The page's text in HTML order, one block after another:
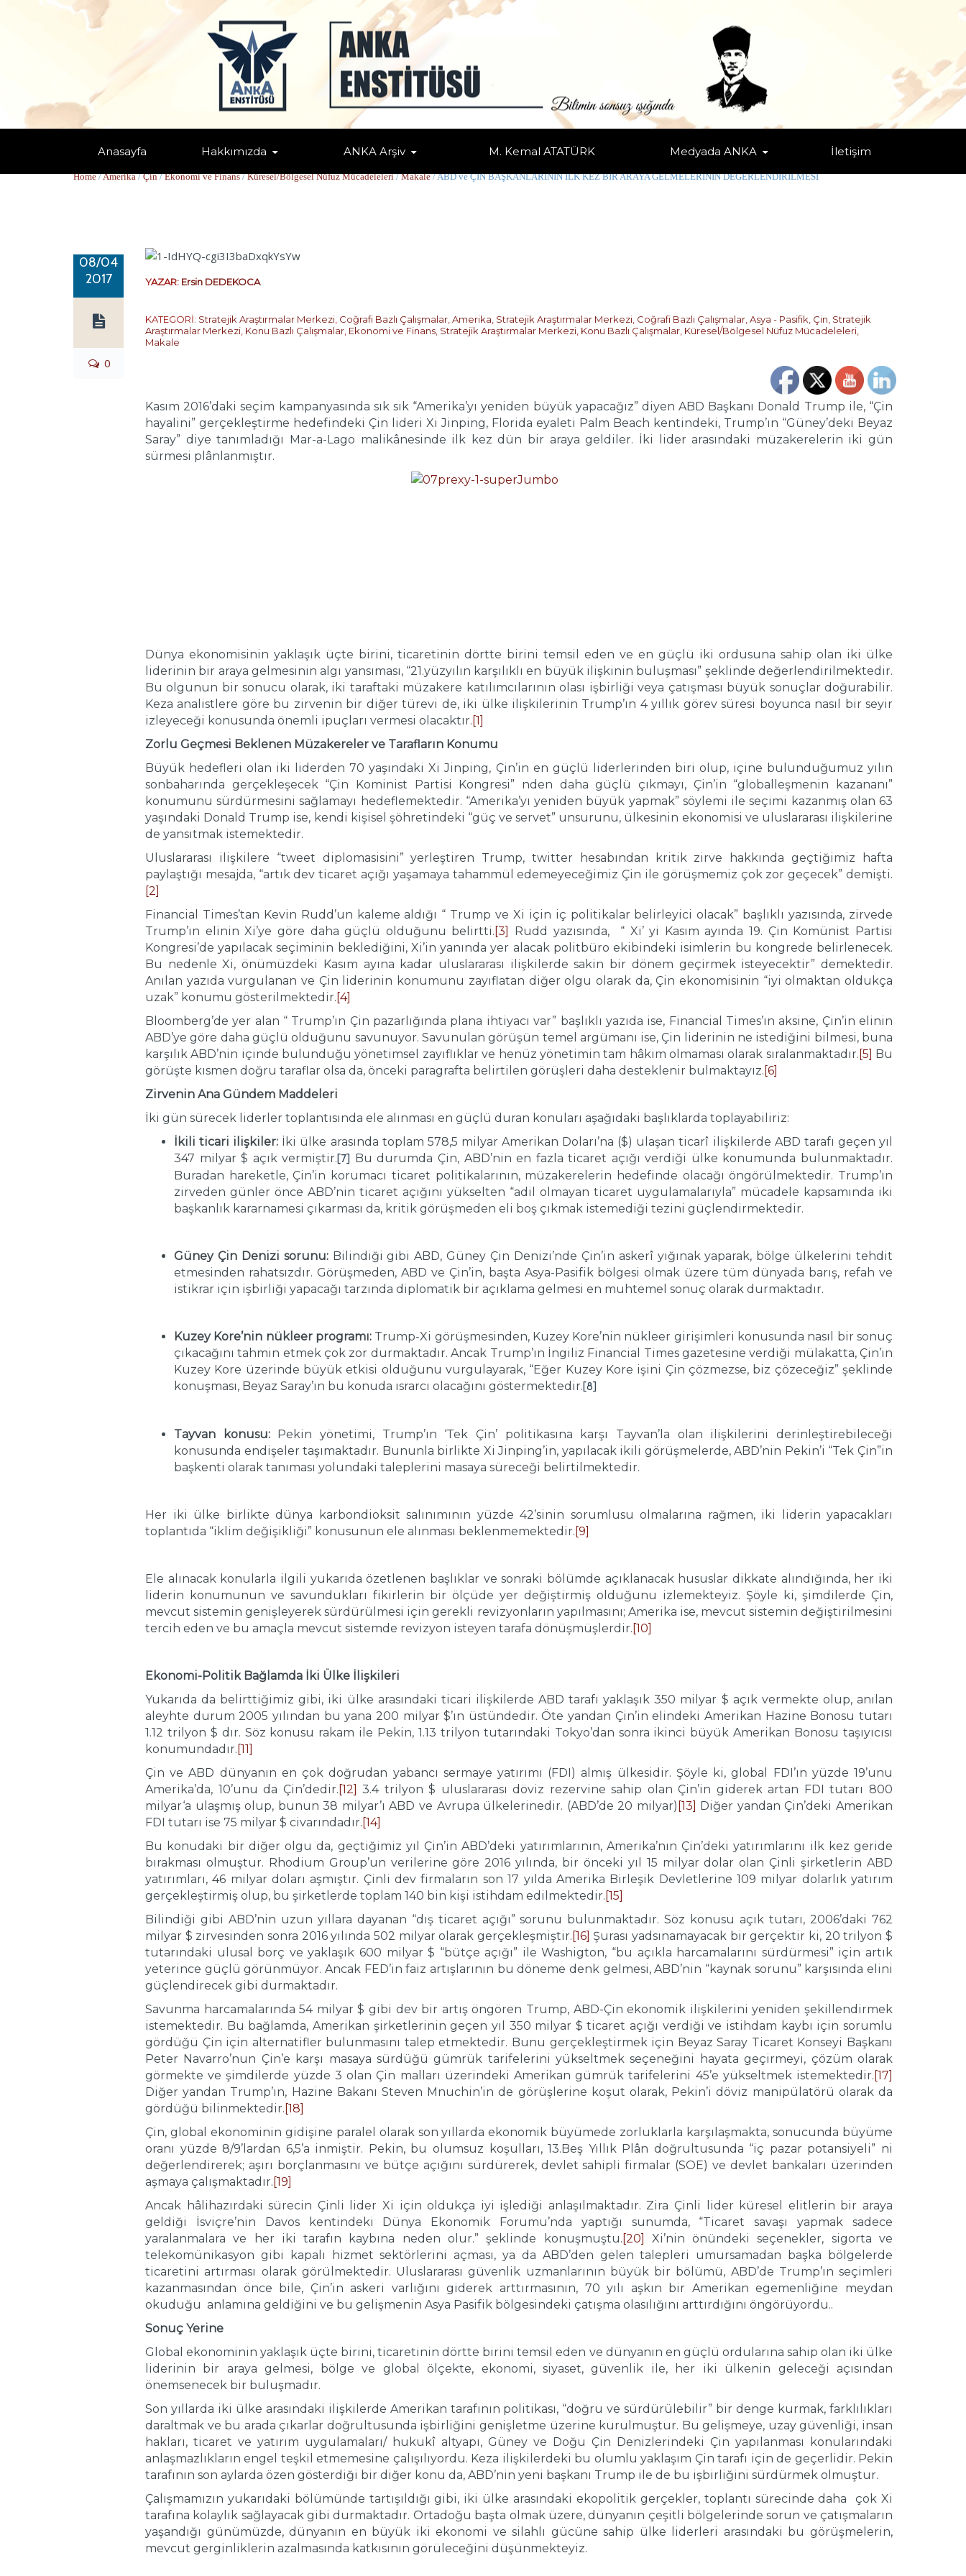
Anasayfa Hakkımızda ANKA Arşiv M. Kemal ATATÜRK Medyada ANKA İletişim
ABD VE ÇİN BAŞKANLARININ İLK KEZ BİR ARAYA GELMELERİNİN DEĞERLENDİRİLMESİ
Home/Amerika/Çin/Ekonomi ve Finans/Küresel/Bölgesel Nüfuz Mücadeleleri/Makale/ ABD ve ÇİN BAŞKANLARININ İLK KEZ BİR ARAYA GELMELERİNİN DEĞERLENDİRİLMESİ
08/04
2017
0
YAZAR: Ersin DEDEKOCA
KATEGORİ: Stratejik Araştırmalar Merkezi, Coğrafi Bazlı Çalışmalar,Amerika, Stratejik Araştırmalar Merkezi, Coğrafi Bazlı Çalışmalar,Asya - Pasifik, Çin, Stratejik
Araştırmalar Merkezi, Konu Bazlı Çalışmalar, Ekonomi ve Finans, Stratejik Araştırmalar Merkezi, Konu Bazlı Çalışmalar, Küresel/Bölgesel Nüfuz Mücadeleleri,
Makale
Kasım 2016’daki seçim kampanyasında sık sık “Amerika’yı yeniden büyük yapacağız” diyen ABD Başkanı Donald Trump ile, “Çin
hayalini” gerçekleştirme hedefindeki Çin lideri Xi Jinping, Florida eyaleti Palm Beach kentindeki, Trump’ın “Güney’deki Beyaz
Saray” diye tanımladığı Mar-a-Lago malikânesinde ilk kez dün bir araya geldiler. İki lider arasındaki müzakerelerin iki gün
sürmesi plânlanmıştır.
Dünya ekonomisinin yaklaşık üçte birini, ticaretinin dörtte birini temsil eden ve en güçlü iki ordusuna sahip olan iki ülke
liderinin bir araya gelmesinin algı yansıması, “21.yüzyılın karşılıklı en büyük ilişkinin buluşması” şeklinde değerlendirilmektedir.
Bu olgunun bir sonucu olarak, iki taraftaki müzakere katılımcılarının olası işbirliği veya çatışması büyük sonuçlar doğurabilir.
Keza analistlere göre bu zirvenin bir diğer türevi de, iki ülke ilişkilerinin Trump’ın 4 yıllık görev süresi boyunca nasıl bir seyir
izleyeceği konusunda önemli ipuçları vermesi olacaktır. [1]
Zorlu Geçmesi Beklenen Müzakereler ve Tarafların Konumu
Büyük hedefleri olan iki liderden 70 yaşındaki Xi Jinping, Çin’in en güçlü liderlerinden biri olup, içine bulunduğumuz yılın
sonbaharında gerçekleşecek “Çin Kominist Partisi Kongresi” nden daha güçlü çıkmayı, Çin’in “globalleşmenin kazananı”
konumunu sürdürmesini sağlamayı hedeflemektedir. “Amerika’yı yeniden büyük yapmak” söylemi ile seçimi kazanmış olan 63
yaşındaki Donald Trump ise, kendi kişisel şöhretindeki “güç ve servet” unsurunu, ülkesinin ekonomisi ve uluslararası ilişkilerine
de yansıtmak istemektedir.
Uluslararası ilişkilere “tweet diplomasisini” yerleştiren Trump, twitter hesabından kritik zirve hakkında geçtiğimiz hafta
paylaştığı mesajda, “artık dev ticaret açığı yaşamaya tahammül edemeyeceğimiz Çin ile görüşmemiz çok zor geçecek” demişti.
[2]
Financial Times’tan Kevin Rudd’un kaleme aldığı “ Trump ve Xi için iç politikalar belirleyici olacak” başlıklı yazısında, zirvede
Trump’ın elinin Xi’ye göre daha güçlü olduğunu belirtti. [3]
Rudd yazısında, “ Xi’ yi Kasım ayında 19. Çin Komünist Partisi
Kongresi’de yapılacak seçiminin beklediğini, Xi’in yanında yer alacak politbüro ekibindeki isimlerin bu kongrede belirlenecek.
Bu nedenle Xi, önümüzdeki Kasım ayına kadar uluslararası ilişkilerde sakin bir dönem geçirmek isteyecektir” demektedir.
Anılan yazıda vurgulanan ve Çin liderinin konumunu zayıflatan diğer olgu olarak da, Çin ekonomisinin “iyi olmaktan oldukça
uzak” konumu gösterilmektedir. [4]
Bloomberg’de yer alan “ Trump’ın Çin pazarlığında plana ihtiyacı var” başlıklı yazıda ise, Financial Times’ın aksine, Çin’in elinin
ABD’ye göre daha güçlü olduğunu savunuyor. Savunulan görüşün temel argümanı ise, Çin liderinin ne istediğini bilmesi, buna
karşılık ABD’nin içinde bulunduğu yönetimsel zayıflıklar ve henüz yönetimin tam hâkim olmaması olarak sıralanmaktadır. [5]
Bu
görüşte kısmen doğru taraflar olsa da, önceki paragrafta belirtilen görüşleri daha desteklenir bulmaktayız. [6]
Zirvenin Ana Gündem Maddeleri
İki gün sürecek liderler toplantısında ele alınması en güçlü duran konuları aşağıdaki başlıklarda toplayabiliriz:
İkili ticari ilişkiler: İki ülke arasında toplam 578,5 milyar Amerikan Doları’na ($) ulaşan ticarî ilişkilerde ABD tarafı geçen yıl
347 milyar $ açık vermiştir.[7]
Bu durumda Çin, ABD’nin en fazla ticaret açığı verdiği ülke konumunda bulunmaktadır.
Buradan hareketle, Çin’in korumacı ticaret politikalarının, müzakerelerin hedefinde olacağı öngörülmektedir. Trump’ın
zirveden günler önce ABD’nin ticaret açığını yükselten “adil olmayan ticaret uygulamalarıyla” mücadele kapsamında iki
başkanlık kararnamesi çıkarması da, kritik görüşmeden eli boş çıkmak istemediği tezini güçlendirmektedir.
Güney Çin Denizi sorunu:Bilindiği gibi ABD, Güney Çin Denizi’nde Çin’in askerî yığınak yaparak, bölge ülkelerini tehdit
etmesinden rahatsızdır. Görüşmeden, ABD ve Çin’in, başta Asya-Pasifik bölgesi olmak üzere tüm dünyada barış, refah ve
istikrar için işbirliği yapacağı tarzında diplomatik bir açıklama gelmesi en muhtemel sonuç olarak durmaktadır.
Kuzey Kore’nin nükleer programı:Trump-Xi görüşmesinden, Kuzey Kore’nin nükleer girişimleri konusunda nasıl bir sonuç
çıkacağını tahmin etmek çok zor durmaktadır. Ancak Trump’ın İngiliz Financial Times gazetesine verdiği mülakatta, Çin’in
Kuzey Kore üzerinde büyük etkisi olduğunu vurgulayarak, “Eğer Kuzey Kore işini Çin çözmezse, biz çözeceğiz” şeklinde
konuşması, Beyaz Saray’ın bu konuda ısrarcı olacağını göstermektedir.[8]
Tayvan konusu:Pekin yönetimi, Trump’ın ‘Tek Çin’ politikasına karşı Tayvan’la olan ilişkilerini derinleştirebileceği
konusunda endişeler taşımaktadır. Bununla birlikte Xi Jinping’in, yapılacak ikili görüşmelerde, ABD’nin Pekin’i “Tek Çin”in
başkenti olarak tanıması yolundaki taleplerini masaya süreceği belirtilmektedir.
Her iki ülke birlikte dünya karbondioksit salınımının yüzde 42’sinin sorumlusu olmalarına rağmen, iki liderin yapacakları
toplantıda “iklim değişikliği” konusunun ele alınması beklenmemektedir. [9]
Ele alınacak konularla ilgili yukarıda özetlenen başlıklar ve sonraki bölümde açıklanacak hususlar dikkate alındığında, her iki
liderin konumunun ve savundukları fikirlerin bir ölçüde yer değiştirmiş olduğunu izlemekteyiz. Şöyle ki, şimdilerde Çin,
mevcut sistemin genişleyerek sürdürülmesi için gerekli revizyonların yapılmasını; Amerika ise, mevcut sistemin değiştirilmesini
tercih eden ve bu amaçla mevcut sistemde revizyon isteyen tarafa dönüşmüşlerdir. [10]
Ekonomi-Politik Bağlamda İki Ülke İlişkileri
Yukarıda da belirttiğimiz gibi, iki ülke arasındaki ticari ilişkilerde ABD tarafı yaklaşık 350 milyar $ açık vermekte olup, anılan
aleyhte durum 2005 yılından bu yana 200 milyar $’ın üstündedir. Öte yandan Çin’in elindeki Amerikan Hazine Bonosu tutarı
1.12 trilyon $ dır. Söz konusu rakam ile Pekin, 1.13 trilyon tutarındaki Tokyo’dan sonra ikinci büyük Amerikan Bonosu taşıyıcısı
konumundadır. [11]
Çin ve ABD dünyanın en çok doğrudan yabancı sermaye yatırımı (FDI) almış ülkesidir. Şöyle ki, global FDI’ın yüzde 19’unu
Amerika’da, 10’unu da Çin’dedir. [12]
3.4 trilyon $ uluslararası döviz rezervine sahip olan Çin’in giderek artan FDI tutarı 800
milyar‘a ulaşmış olup, bunun 38 milyar’ı ABD ve Avrupa ülkelerinedir. (ABD’de 20 milyar) [13]
Diğer yandan Çin’deki Amerikan
FDI tutarı ise 75 milyar $ civarındadır. [14]
Bu konudaki bir diğer olgu da, geçtiğimiz yıl Çin’in ABD’deki yatırımlarının, Amerika’nın Çin’deki yatırımlarını ilk kez geride
bırakması olmuştur. Rhodium Group’un verilerine göre 2016 yılında, bir önceki yıl 15 milyar dolar olan Çinli şirketlerin ABD
yatırımları, 46 milyar doları aşmıştır. Çinli dev firmaların son 17 yılda Amerika Birleşik Devletlerine 109 milyar dolarlık yatırım
gerçekleştirmiş olup, bu şirketlerde toplam 140 bin kişi istihdam edilmektedir. [15]
Bilindiği gibi ABD’nin uzun yıllara dayanan “dış ticaret açığı” sorunu bulunmaktadır. Söz konusu açık tutarı, 2006’daki 762
milyar $ zirvesinden sonra 2016 yılında 502 milyar olarak gerçekleşmiştir. [16] Şurası yadsınamayacak bir gerçektir ki, 20 trilyon $
tutarındaki ulusal borç ve yaklaşık 600 milyar $ “bütçe açığı” ile Washigton, “bu açıkla harcamalarını sürdürmesi” için artık
yeterince güçlü görünmüyor. Ancak FED’in faiz artışlarının bu döneme denk gelmesi, ABD’nin “kaynak sorunu” karşısında elini
güçlendirecek gibi durmaktadır.
Savunma harcamalarında 54 milyar $ gibi dev bir artış öngören Trump, ABD-Çin ekonomik ilişkilerini yeniden şekillendirmek
istemektedir. Bu bağlamda, Amerikan şirketlerinin geçen yıl 350 milyar $ ticaret açığı verdiği ve istihdam kaybı için sorumlu
gördüğü Çin için alternatifler bulunmasını talep etmektedir. Bunu gerçekleştirmek için Beyaz Saray Ticaret Konseyi Başkanı
Peter Navarro’nun Çin’e karşı masaya sürdüğü gümrük tarifelerini yükseltmek seçeneğini hayata geçirmeyi, çözüm olarak
görmekte ve şimdilerde yüzde 3 olan Çin malları üzerindeki Amerikan gümrük tarifelerini 45’e yükseltmek istemektedir. [17]
Diğer yandan Trump’ın, Hazine Bakanı Steven Mnuchin’in de görüşlerine koşut olarak, Pekin’i döviz manipülatörü olarak da
gördüğü bilinmektedir. [18]
Çin, global ekonominin gidişine paralel olarak son yıllarda ekonomik büyümede zorluklarla karşılaşmakta, sonucunda büyüme
oranı yüzde 8/9’lardan 6,5’a inmiştir. Pekin, bu olumsuz koşulları, 13.Beş Yıllık Plân doğrultusunda “iç pazar potansiyeli” ni
değerlendirerek; aşırı borçlanmasını ve bütçe açığını sürdürerek, devlet sahipli firmalar (SOE) ve devlet bankaları üzerinden
aşmaya çalışmaktadır. [19]
Ancak hâlihazırdaki sürecin Çinli lider Xi için oldukça iyi işlediği anlaşılmaktadır. Zira Çinli lider küresel elitlerin bir araya
geldiği İsviçre’nin Davos kentindeki Dünya Ekonomik Forumu’nda yaptığı sunumda, “Ticaret savaşı yapmak sadece
yaralanmalara ve her iki tarafın kaybına neden olur.” şeklinde konuşmuştu. [20]
Xi’nin önündeki seçenekler, sigorta ve
telekomünikasyon gibi kapalı hizmet sektörlerini açması, ya da ABD’den gelen talepleri umursamadan başka bölgelerde
ticaretini artırması olarak görülmektedir. Uluslararası güvenlik uzmanlarının büyük bir bölümü, ABD’de Trump’ın seçimleri
kazanmasından önce bile, Çin’in askeri varlığını giderek arttırmasının, 70 yılı aşkın bir Amerikan egemenliğine meydan
okuduğu anlamına geldiğini ve bu gelişmenin Asya Pasifik bölgesindeki çatışma olasılığını arttırdığını öngörüyordu..
Sonuç Yerine
Global ekonominin yaklaşık üçte birini, ticaretinin dörtte birini temsil eden ve dünyanın en güçlü ordularına sahip olan iki ülke
liderinin bir araya gelmesi, bölge ve global ölçekte, ekonomi, siyaset, güvenlik ile, her iki ülkenin geleceği açısından
önemsenecek bir buluşmadır.
Son yıllarda iki ülke arasındaki ilişkilerde Amerikan tarafının politikası, “doğru ve sürdürülebilir” bir denge kurmak, farklılıkları
daraltmak ve bu arada çıkarlar doğrultusunda işbirliğini genişletme üzerine kurulmuştur. Bu gelişmeye, uzay güvenliği, insan
hakları, ticaret ve yatırım uygulamaları/ hukukî altyapı, Güney ve Doğu Çin Denizlerindeki Çin yapılanması konularındaki
anlaşmazlıkların engel teşkil etmemesine çalışılıyordu. Keza ilişkilerdeki bu olumlu yaklaşım Çin tarafı için de geçerlidir. Pekin
tarafının son aylarda özen gösterdiği bir diğer konu da, ABD’nin yeni başkanı Trump ile de bu işbirliğini sürdürmek olmuştur.
Çalışmamızın yukarıdaki bölümünde tartışıldığı gibi, iki ülke arasındaki ekopolitik gerçekler, toplantı sürecinde daha çok Xi
tarafına kolaylık sağlayacak gibi durmaktadır. Ortadoğu başta olmak üzere, dünyanın çeşitli bölgelerinde sorun ve çatışmaların
yaşandığı günümüzde, dünyanın en büyük iki ekonomi ve silahlı gücüne sahip ülke liderleri arasındaki bu görüşmelerin,
mevcut gerginliklerin azalmasında katkısının görüleceğini düşünmekteyiz.